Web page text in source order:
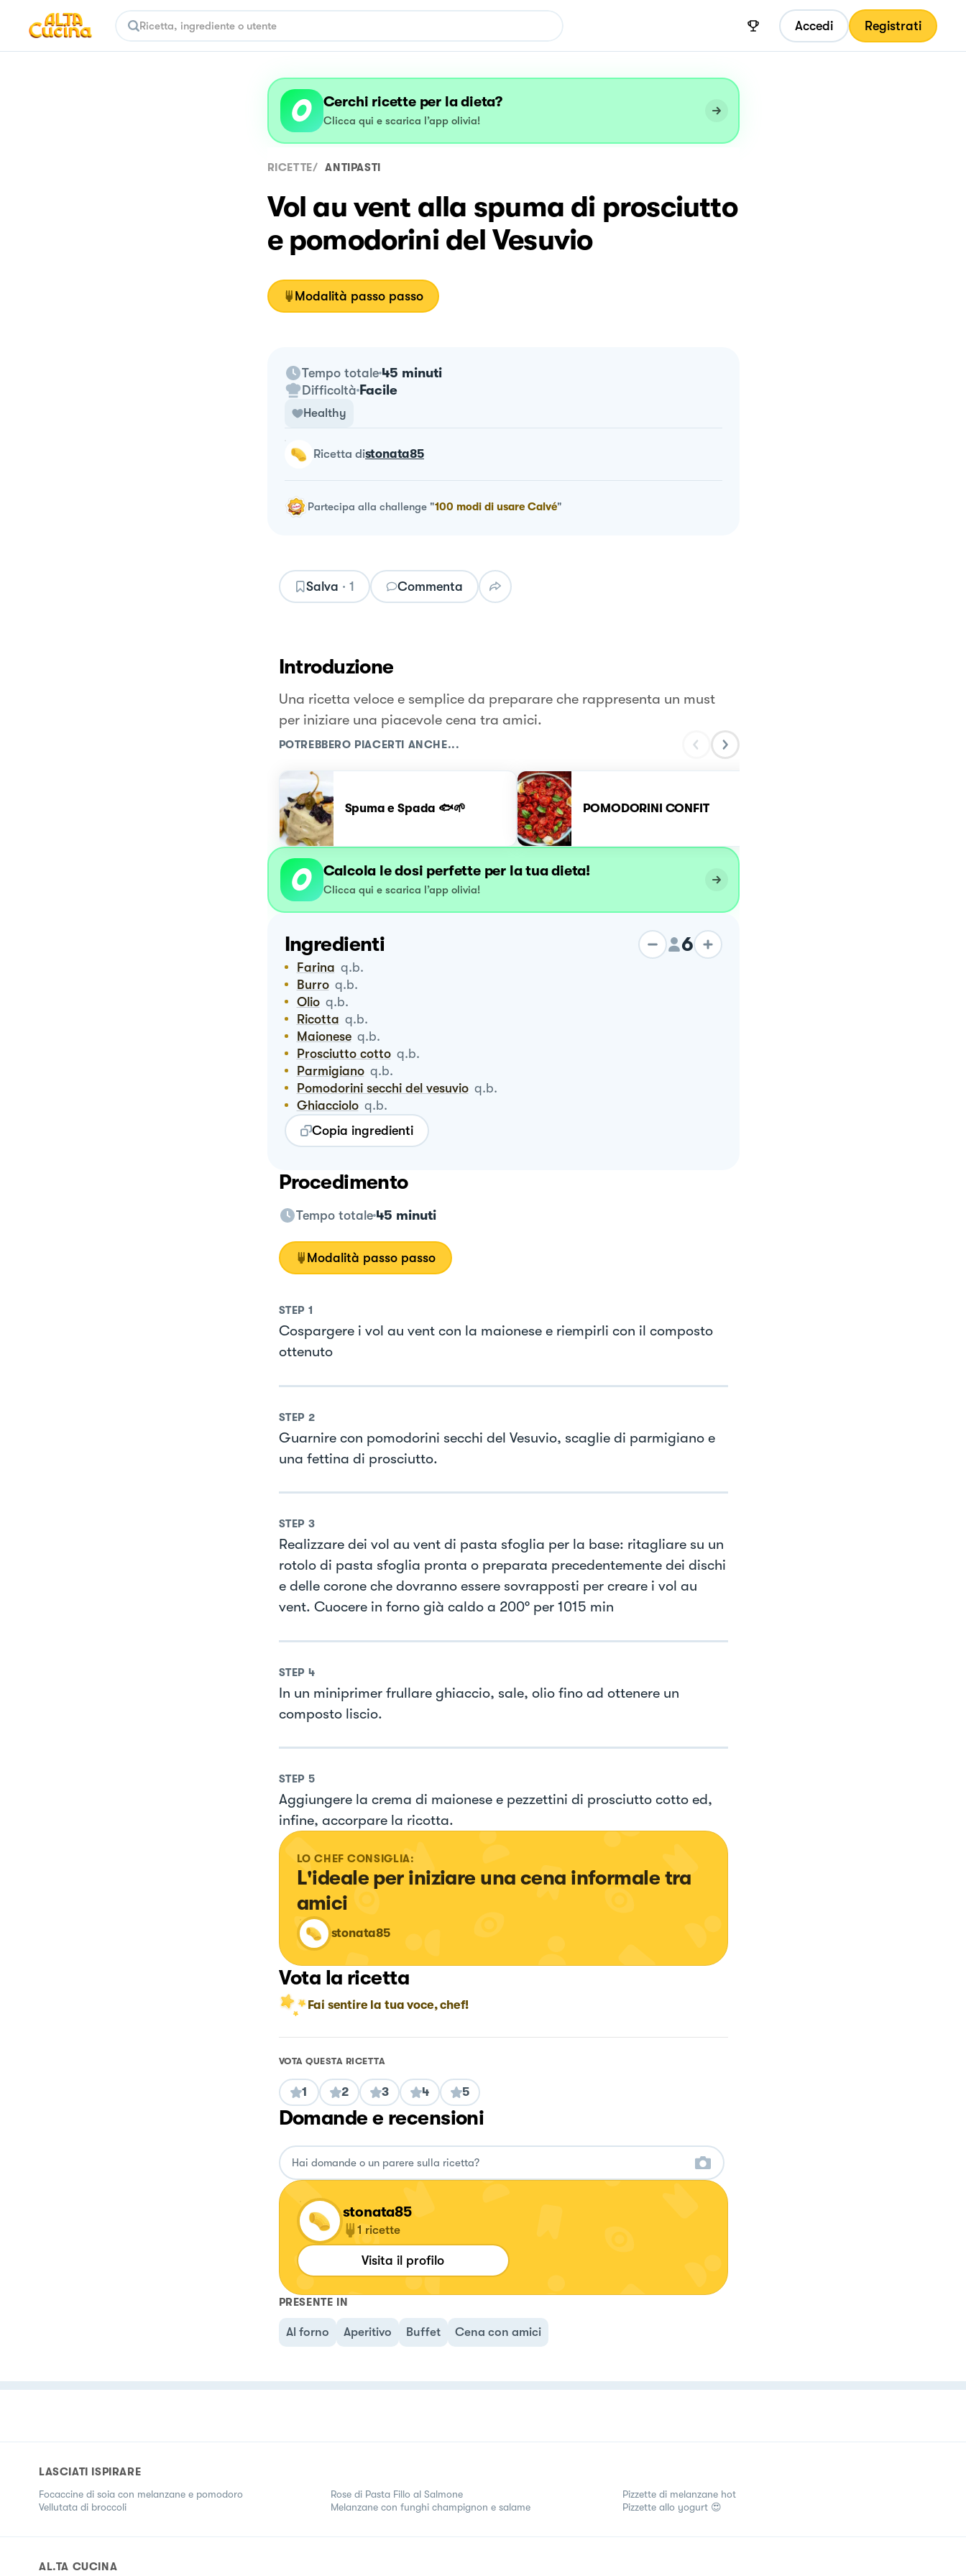
Accedi Registrati
Cerchi ricette per la dieta?
Clicca qui e scarica l’app olivia!
RICETTE/ ANTIPASTI
Vol au vent alla spuma di prosciutto
e pomodorini del Vesuvio
Modalità passo passo
Tempo totale 45 minuti
Difficoltà Facile
Healthy
ricetta distonata85
Partecipa alla challenge"100 modi di usare Calvé"
Salva · 1 Commenta
Introduzione
Una ricetta veloce e semplice da preparare che rappresenta un must
per iniziare una piacevole cena tra amici.
POTREBBERO PIACERTI ANCHE...
Spuma e Spada 🐟🌱 POMODORINI CONFIT
Calcola le dosi perfette per la tua dieta!
Clicca qui e scarica l’app olivia!
Ingredienti 6
Farina q.b.
Burro q.b.
Olio q.b.
Ricotta q.b.
Maionese q.b.
Prosciutto cotto q.b.
Parmigiano q.b.
Pomodorini secchi del vesuvio q.b.
Ghiacciolo q.b.
Copia ingredienti
Procedimento
Tempo totale 45 minuti
Modalità passo passo
STEP 1
Cospargere i vol au vent con la maionese e riempirli con il composto
ottenuto
STEP 2
Guarnire con pomodorini secchi del Vesuvio, scaglie di parmigiano e
una fettina di prosciutto.
STEP 3
Realizzare dei vol au vent di pasta sfoglia per la base: ritagliare su un
rotolo di pasta sfoglia pronta o preparata precedentemente dei dischi
e delle corone che dovranno essere sovrapposti per creare i vol au
vent. Cuocere in forno già caldo a 200° per 1015 min
STEP 4
In un miniprimer frullare ghiaccio, sale, olio fino ad ottenere un
composto liscio.
STEP 5
Aggiungere la crema di maionese e pezzettini di prosciutto cotto ed,
infine, accorpare la ricotta.
LO CHEF CONSIGLIA:
L'ideale per iniziare una cena informale tra
amici
stonata85
Vota la ricetta
Fai sentire la tua voce, chef!
VOTA QUESTA RICETTA
1 2 3 4 5
Domande e recensioni
stonata85
1 ricette
Visita il profilo
PRESENTE IN
Al forno Aperitivo Buffet Cena con amici
LASCIATI ISPIRARE
Focaccine di soia con melanzane e pomodoro
Vellutata di broccoli
Rose di Pasta Fillo al Salmone
Melanzane con funghi champignon e salame
Pizzette di melanzane hot
Pizzette allo yogurt 😍
AL.TA CUCINA